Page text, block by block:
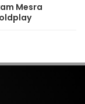
Mesra